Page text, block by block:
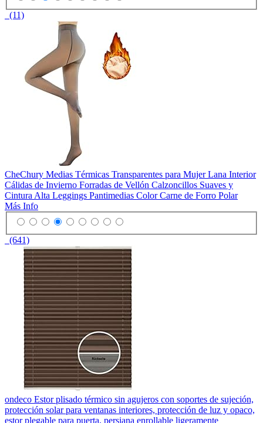
(11)
CheChury Medias Térmicas Transparentes para Mujer Lana Interior
Cálidas de Invierno Forradas de Vellón Calzoncillos Suaves y
Cintura Alta Leggings Pantimedias Color Carne de Forro Polar
Más Info
(641)
ondeco Estor plisado térmico sin agujeros con soportes de sujeción,
protección solar para ventanas interiores, protección de luz y opaco,
estor plegable para puerta, persiana enrollable ligeramente